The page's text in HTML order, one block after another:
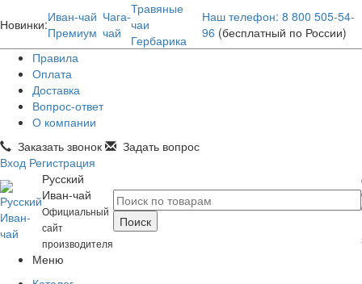
Новинки:Иван-чай
Премиум
Чага-
чай
Травяные
чаи
Гербарика
Наш телефон: 8 800 505-54-
96 (бесплатный по России)
Правила
Оплата
Доставка
Вопрос-ответ
О компании
Заказать звонок
Задать вопрос
Вход Регистрация
Русский
Иван-чай
Официальный
сайт
производителя
Меню